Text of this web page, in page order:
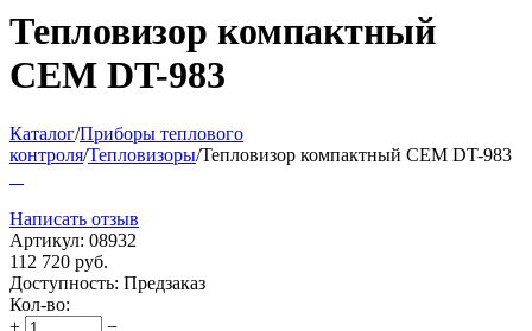
Тепловизор компактный
CEM DT-983
Каталог/Приборы теплового
контроля/Тепловизоры/Тепловизор компактный CEM DT-983
Написать отзыв
Артикул: 08932
112 720 руб.
Доступность: Предзаказ
Кол-во:
+
−